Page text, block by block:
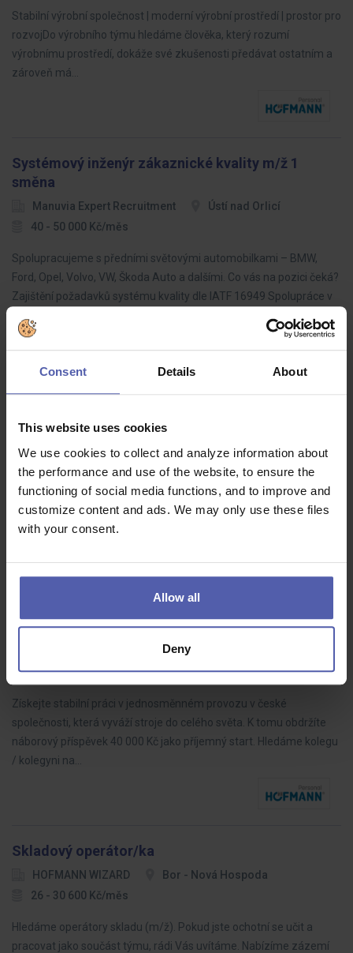
Consent Details About
This website uses cookies
We use cookies to collect and analyze information about
the performance and use of the website, to ensure the
functioning of social media functions, and to improve and
customize content and ads. We may only use these files
with your consent.
Allow all
Deny
Stabilní výrobní společnost | moderní výrobní prostředí | prostor pro
rozvojDo výrobního týmu hledáme člověka, který rozumí
výrobnímu prostředí, dokáže své zkušenosti předávat ostatním a
zároveň má…
Systémový inženýr zákaznické kvality m/ž 1
směna
Manuvia Expert Recruitment
Ústí nad Orlicí
40 - 50 000 Kč/měs
Spolupracujeme s předními světovými automobilkami – BMW,
Ford, Opel, Volvo, VW, Škoda Auto a dalšími. Co vás na pozici čeká?
Zajištění požadavků systému kvality dle IATF 16949 Spolupráce v
Manuvia Expert Recruitment
30 - 35 000 Kč/měs
Vyvíjíme a vyrábíme inovativní, lehké a multifunkční komponenty
pro interiéry, motorový prostor a podvozky. Naše produkty najdete
ve vozech téměř všech světových automobilových značek.📢 Co u
⚙️Brusič 🔩 | 1 směna| náborový příspěvek 40 000
HOFMANN WIZARD Hulín 33 - 35 000 Kč/měs
Získejte stabilní práci v jednosměnném provozu v české
společnosti, která vyváží stroje do celého světa. K tomu obdržíte
náborový příspěvek 40 000 Kč jako příjemný start. Hledáme kolegu
/ kolegyni na…
Skladový operátor/ka
HOFMANN WIZARD
Bor - Nová Hospoda
26 - 30 600 Kč/měs
Hledáme operátory skladu (m/ž). Pokud jste ochotní se učit a
pracovat jako součást týmu, rádi Vás uvítáme. Nabízíme zázemí